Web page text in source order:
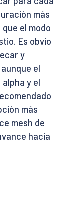
más
el modo
Es obvio
y
el
y el
más
mesh de
hacia